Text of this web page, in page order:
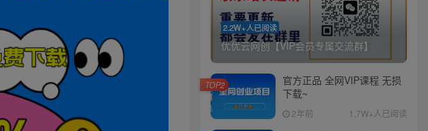
2.2W+人已阅读
优优云网创【VIP会员专属交流群】
官方正品 全网VIP课程 无损
下载~
2年前 1.7W+人已阅读
TOP2